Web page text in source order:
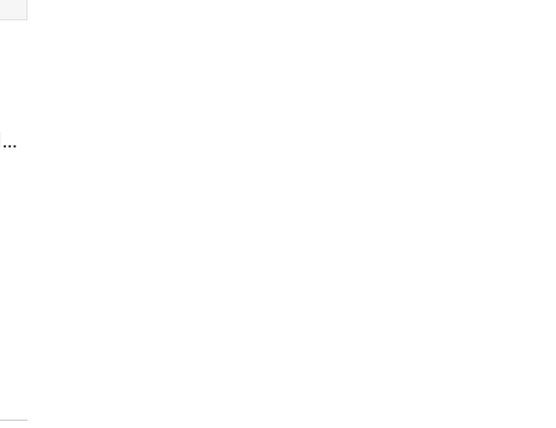
Dámské rifle LEE L301FRFH MARION STRAIGHT RINSE